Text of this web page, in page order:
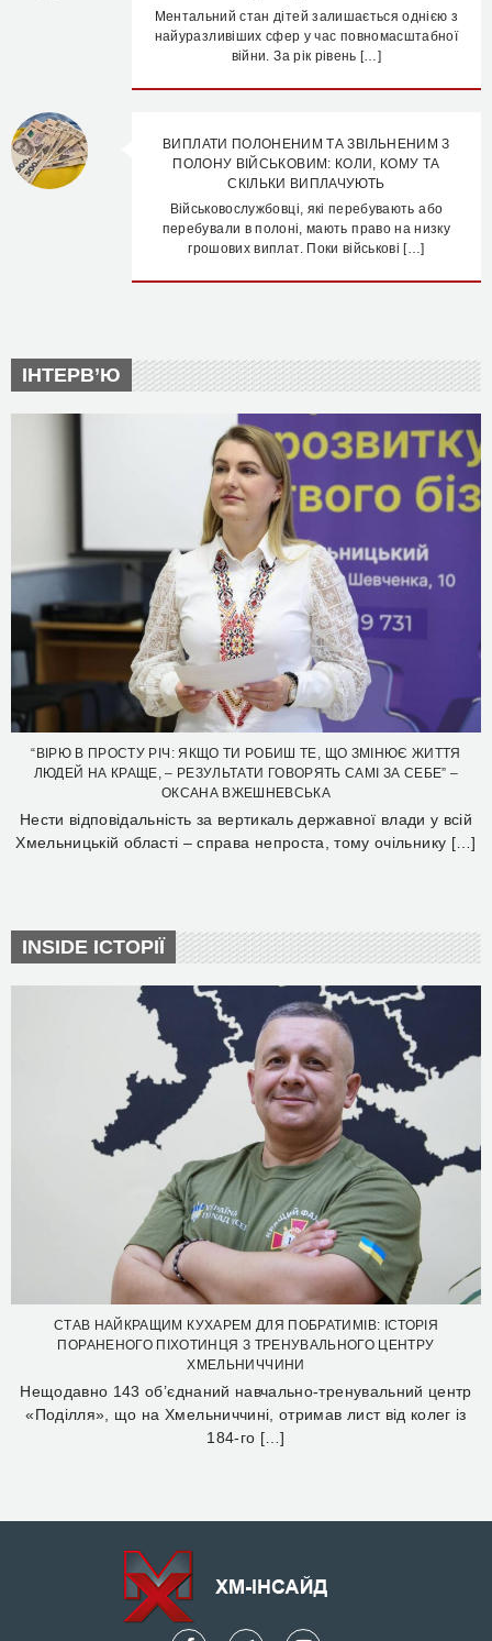
Ментальний стан дітей залишається однією з
найуразливіших сфер у час повномасштабної
війни. За рік рівень […]
ВИПЛАТИ ПОЛОНЕНИМ ТА ЗВІЛЬНЕНИМ З
ПОЛОНУ ВІЙСЬКОВИМ: КОЛИ, КОМУ ТА
СКІЛЬКИ ВИПЛАЧУЮТЬ
Військовослужбовці, які перебувають або
перебували в полоні, мають право на низку
грошових виплат. Поки військові […]
ІНТЕРВ’Ю
“ВІРЮ В ПРОСТУ РІЧ: ЯКЩО ТИ РОБИШ ТЕ, ЩО ЗМІНЮЄ ЖИТТЯ
ЛЮДЕЙ НА КРАЩЕ, – РЕЗУЛЬТАТИ ГОВОРЯТЬ САМІ ЗА СЕБЕ” –
ОКСАНА ВЖЕШНЕВСЬКА
Нести відповідальність за вертикаль державної влади у всій
Хмельницькій області – справа непроста, тому очільнику […]
INSIDE ІСТОРІЇ
СТАВ НАЙКРАЩИМ КУХАРЕМ ДЛЯ ПОБРАТИМІВ: ІСТОРІЯ
ПОРАНЕНОГО ПІХОТИНЦЯ З ТРЕНУВАЛЬНОГО ЦЕНТРУ
ХМЕЛЬНИЧЧИНИ
Нещодавно 143 об’єднаний навчально-тренувальний центр
«Поділля», що на Хмельниччині, отримав лист від колег із
184-го […]